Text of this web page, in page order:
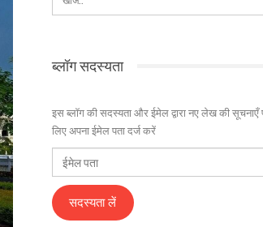
ब्लॉग सदस्यता
इस ब्लॉग की सदस्यता और ईमेल द्वारा नए लेख की सूचनाएँ
लिए अपना ईमेल पता दर्ज करें
ईमेल
पता
सदस्यता लें